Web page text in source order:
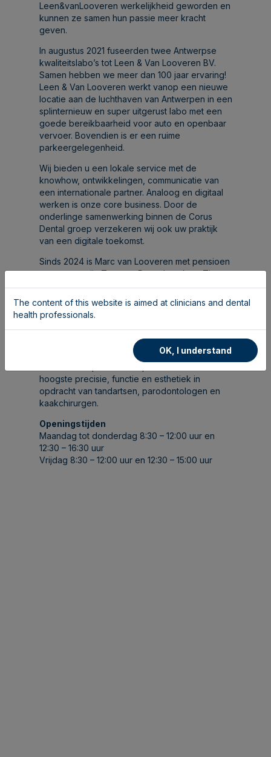
Leen&vanLooveren werkelijkheid geworden en
kunnen ze samen hun passie meer kracht
geven.
In augustus 2021 fuseerden twee Antwerpse
kwaliteitslabo’s tot Leen & Van Looveren BV.
Samen hebben we meer dan 100 jaar ervaring!
Leen & Van Looveren werkt vanop een nieuwe
locatie aan de luchthaven van Antwerpen in een
splinternieuw en super uitgerust labo met een
goede bereikbaarheid voor auto en openbaar
vervoer. Bovendien is er een ruime
parkeergelegenheid.
Wij bieden u een lokale service met de
knowhow, ontwikkelingen, communicatie van
een internationale partner. Analoog en digitaal
werken is onze core business. Door de
onderlinge samenwerking binnen de Corus
Dental groep verzekeren wij ook uw praktijk
van een digitale toekomst.
Sinds 2024 is Marc van Looveren met pensioen
gegaan en zijn Tom van Puyenbroek en Tino
Bastini mee in het management gestapt om dit
mooie lab verder te doen groeien. Samen met
het ganse team staan wij klaar voor de digitale
toekomst.
Leen&vanLooveren fabriceert digitale- en
analoge tandprothesen en alle andere
hoogste precisie, functie en esthetiek in
opdracht van tandartsen, parodontologen en
kaakchirurgen.
Openingstijden
Maandag tot donderdag 8:30 – 12:00 uur en
12:30 – 16:30 uur
Vrijdag 8:30 – 12:00 uur en 12:30 – 15:00 uur
The content of this website is aimed at clinicians and dental
health professionals.
OK, I understand